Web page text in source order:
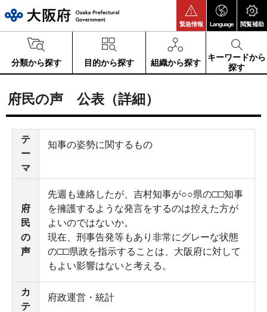
緊急情報 Language 閲覧補助
分類から探す 目的から探す 組織から探す
キーワードから
探す
府民の声 公表（詳細）
テ
ー
マ
知事の姿勢に関するもの
府
民
の
声
先週も連絡したが、吉村知事が○○県の□□知事
を擁護するような発言をするのは控えた方が
よいのではないか。
現在、刑事告発等もあり非常にグレーな状態
の□□県政を指示することは、大阪府に対して
もよい影響はないと考える。
カ
テ
府政運営・統計